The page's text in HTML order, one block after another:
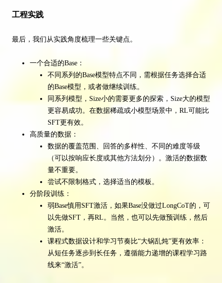
工程实践
最后，我们从实践角度梳理一些关键点。
一个合适的Base：
不同系列的Base模型特点不同，需根据任务选择合适
的Base模型，或者做继续训练。
同系列模型，Size小的需要更多的探索，Size大的模型
更容易成功。在数据稀疏或小模型场景中，RL可能比
SFT更有效。
高质量的数据：
数据的覆盖范围、回答的多样性、不同的难度等级
（可以按响应长度或其他方法划分）。激活的数据数
量不重要。
尝试不限制格式，选择适当的模板。
分阶段训练：
弱Base慎用SFT激活，如果Base没做过LongCoT的，可
以先做SFT，再RL。当然，也可以先做预训练，然后
激活。
课程式数据设计和学习节奏比“大锅乱炖”更有效率：
从短任务逐步到长任务，遵循能力递增的课程学习路
线来“激活”。